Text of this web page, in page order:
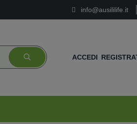
info@ausililife.it
ACCEDI